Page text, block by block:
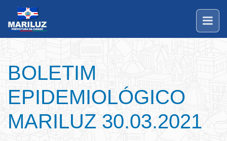
BOLETIM
EPIDEMIOLÓGICO
MARILUZ 30.03.2021